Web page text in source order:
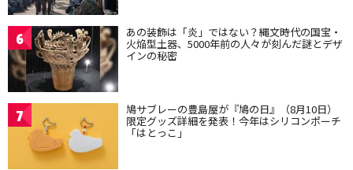
6 あの装飾は「炎」ではない？縄文時代の国宝・
火焔型土器、5000年前の人々が刻んだ謎とデザ
インの秘密
7 鳩サブレーの豊島屋が『鳩の日』（8月10日）
限定グッズ詳細を発表！今年はシリコンポーチ
「はとっこ」